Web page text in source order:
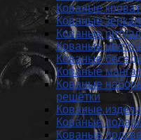
Кованые
Кованые
Кованые
Кованые
Кованые
Кованые
Кованые
решётки
Кованые
Кованые
Кованые